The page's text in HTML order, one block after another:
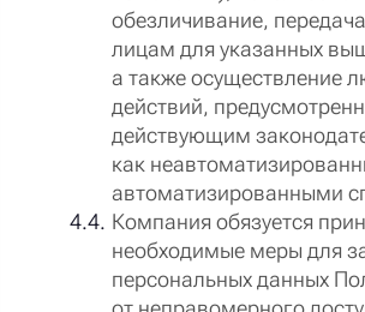
обезличивание,
лицам для указанных
а также осуществление
действий,
действующим
как
автоматизированными
Компания обязуется
необходимые меры для
персональных данных